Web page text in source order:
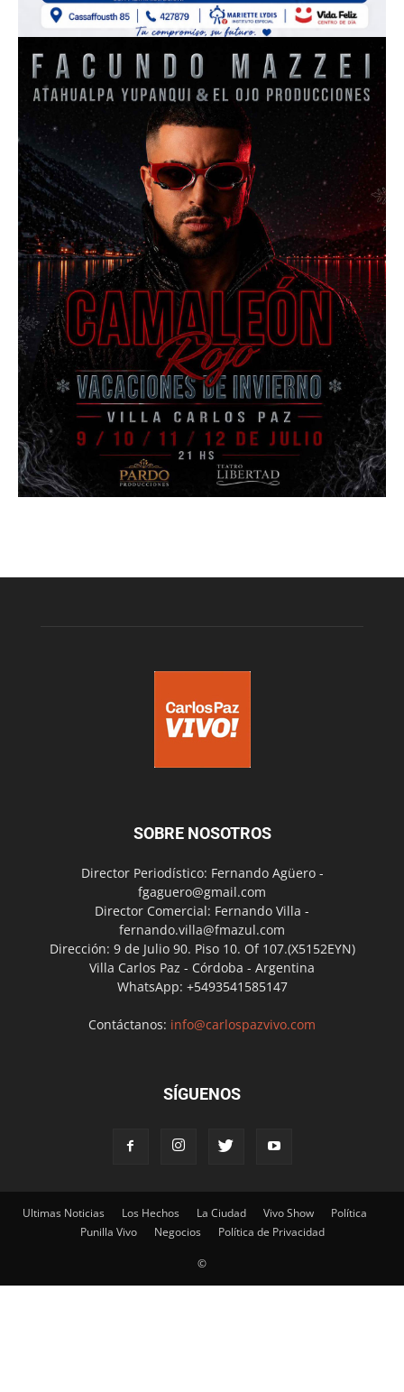
SOBRE NOSOTROS
Director Periodístico: Fernando Agüero -
fgaguero@gmail.com
Director Comercial: Fernando Villa -
fernando.villa@fmazul.com
Dirección: 9 de Julio 90. Piso 10. Of 107.(X5152EYN)
Villa Carlos Paz - Córdoba - Argentina
WhatsApp: +5493541585147
Contáctanos: info@carlospazvivo.com
SÍGUENOS
Ultimas Noticias Los Hechos La Ciudad Vivo Show
Política
Punilla Vivo
Negocios Política de Privacidad
©